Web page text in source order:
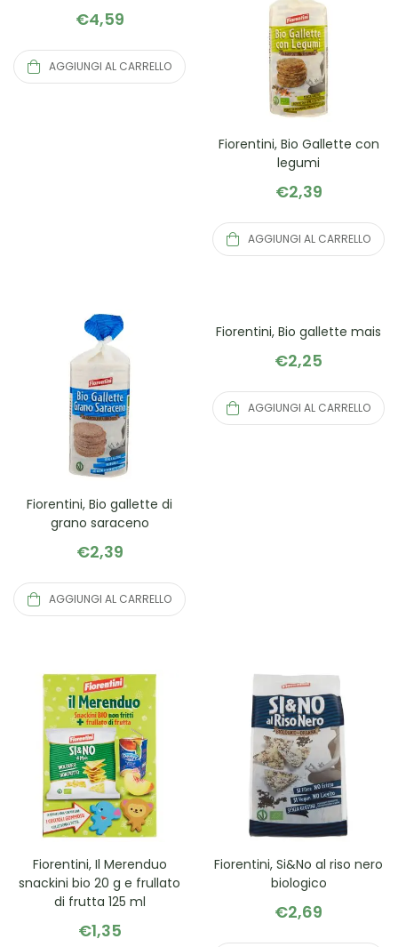
€4,59
AGGIUNGI AL CARRELLO
Fiorentini, Bio Gallette con
legumi
€2,39
AGGIUNGI AL CARRELLO
Fiorentini, Bio gallette di
grano saraceno
€2,39
AGGIUNGI AL CARRELLO
Fiorentini, Bio gallette mais
€2,25
AGGIUNGI AL CARRELLO
Fiorentini, Il Merenduo
snackini bio 20 g e frullato
di frutta 125 ml
€1,35
Fiorentini, Si&No al riso nero
biologico
€2,69